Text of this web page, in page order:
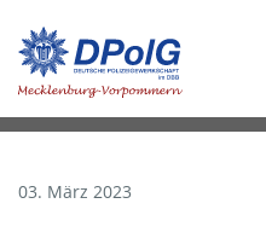
03. März 2023